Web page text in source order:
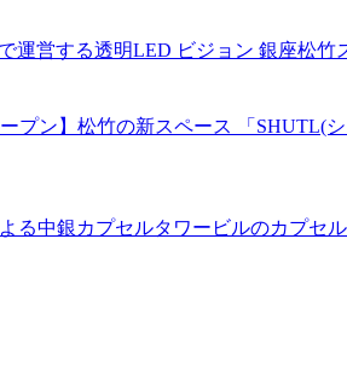
運営する透明LED ビジョン 銀座松
ープン】松⽵の新スペース 「
よる中銀カプセルタワービルのカプ